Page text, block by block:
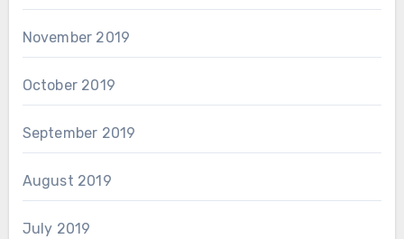
November 2019
October 2019
September 2019
August 2019
July 2019